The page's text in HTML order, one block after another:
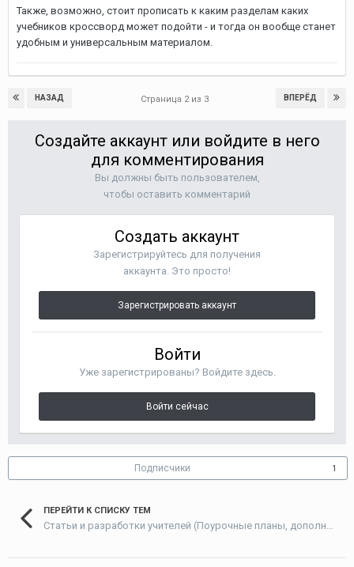
Также, возможно, стоит прописать к каким разделам каких
учебников кроссворд может подойти - и тогда он вообще станет
удобным и универсальным материалом.
НАЗАД ВПЕРЁД
Страница 2 из 3
Создайте аккаунт или войдите в него
для комментирования
Вы должны быть пользователем,
чтобы оставить комментарий
Создать аккаунт
Зарегистрируйтесь для получения
аккаунта. Это просто!
Зарегистрировать аккаунт
Войти
Уже зарегистрированы? Войдите здесь.
Войти сейчас
Подписчики 1
ПЕРЕЙТИ К СПИСКУ ТЕМ